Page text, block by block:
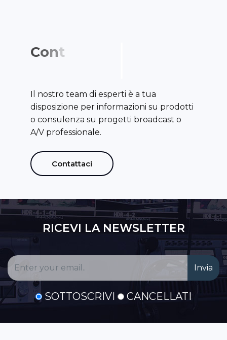
Cont
Il nostro team di esperti è a tua
disposizione per informazioni su prodotti
o consulenza su progetti broadcast o
A/V professionale.
Contattaci
RICEVI LA NEWSLETTER
SOTTOSCRIVI CANCELLATI